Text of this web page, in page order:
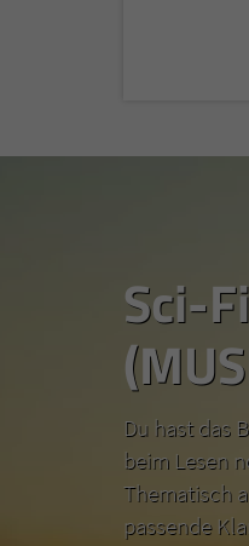
Sci-
Du hast das
beim Lesen
Thematisch
passende